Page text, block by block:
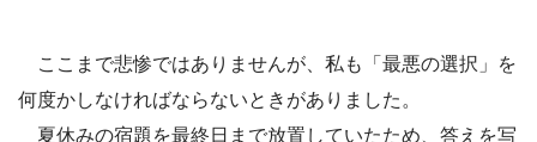
ここまで悲惨ではありませんが、私も「最悪の選択」を
何度かしなければならないときがありました。
夏休みの宿題を最終日まで放置していたため、答えを写